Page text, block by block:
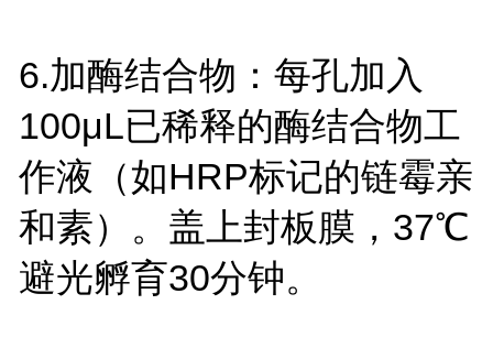
6.加酶结合物：每孔加入
100μL已稀释的酶结合物工
作液（如HRP标记的链霉亲
和素）。盖上封板膜， 37℃
避光孵育30分钟。